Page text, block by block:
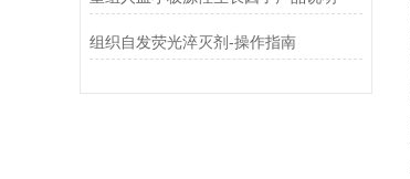
组织自发荧光淬灭剂-操作指南